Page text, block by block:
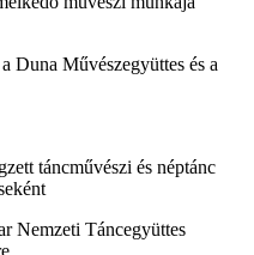
Duna Művészegyüttes és a
táncművészi és néptánc
Nemzeti Táncegyüttes